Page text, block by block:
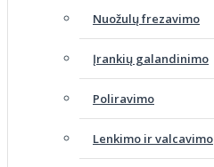
Nuožulų frezavimo
Įrankių galandinimo
Poliravimo
Lenkimo ir valcavimo